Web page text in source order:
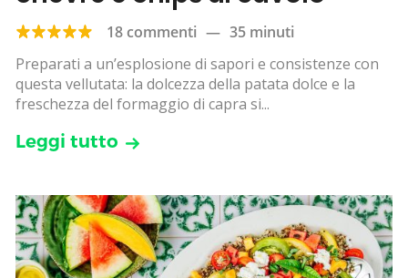
18 commenti — 35 minuti
Preparati a un’esplosione di sapori e consistenze con
questa vellutata: la dolcezza della patata dolce e la
freschezza del formaggio di capra si...
Leggi tutto